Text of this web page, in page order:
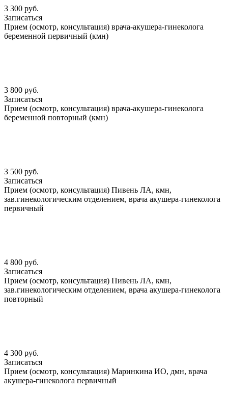
3 300 руб.
Записаться
Прием (осмотр, консультация) врача-акушера-гинеколога
беременной первичный (кмн)
3 800 руб.
Записаться
Прием (осмотр, консультация) врача-акушера-гинеколога
беременной повторный (кмн)
3 500 руб.
Записаться
Прием (осмотр, консультация) Пивень ЛА, кмн,
зав.гинекологическим отделением, врача акушера-гинеколога
первичный
4 800 руб.
Записаться
Прием (осмотр, консультация) Пивень ЛА, кмн,
зав.гинекологическим отделением, врача акушера-гинеколога
повторный
4 300 руб.
Записаться
Прием (осмотр, консультация) Маринкина ИО, дмн, врача
акушера-гинеколога первичный